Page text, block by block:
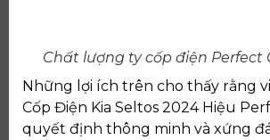
Chất lượng ty cốp điện Perfect
Những lợi ích trên cho thấy rằng
Cốp Điện Kia Seltos 2024 Hiệu
quyết định thông minh và xứng